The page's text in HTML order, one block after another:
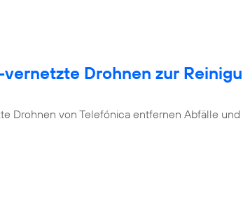
Drohnen zur
Drohnen von Telefónica entfernen Abfälle und